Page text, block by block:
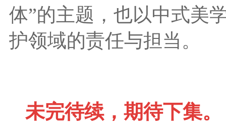
体”的主题，也以中式美
护领域的责任与担当。
未完待续，期待下集。